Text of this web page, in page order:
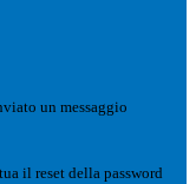
un messaggio
il reset della password